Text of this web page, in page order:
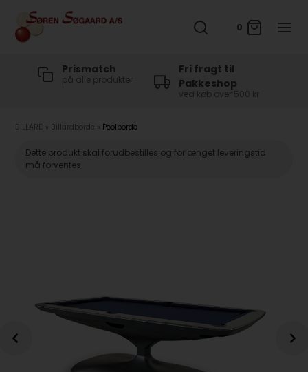
0
Prismatch
på alle produkter
Fri fragt til
Pakkeshop
ved køb over 500 kr
BILLARD Billardborde Poolborde
Dette produkt skal forudbestilles og forlænget leveringstid
må forventes.